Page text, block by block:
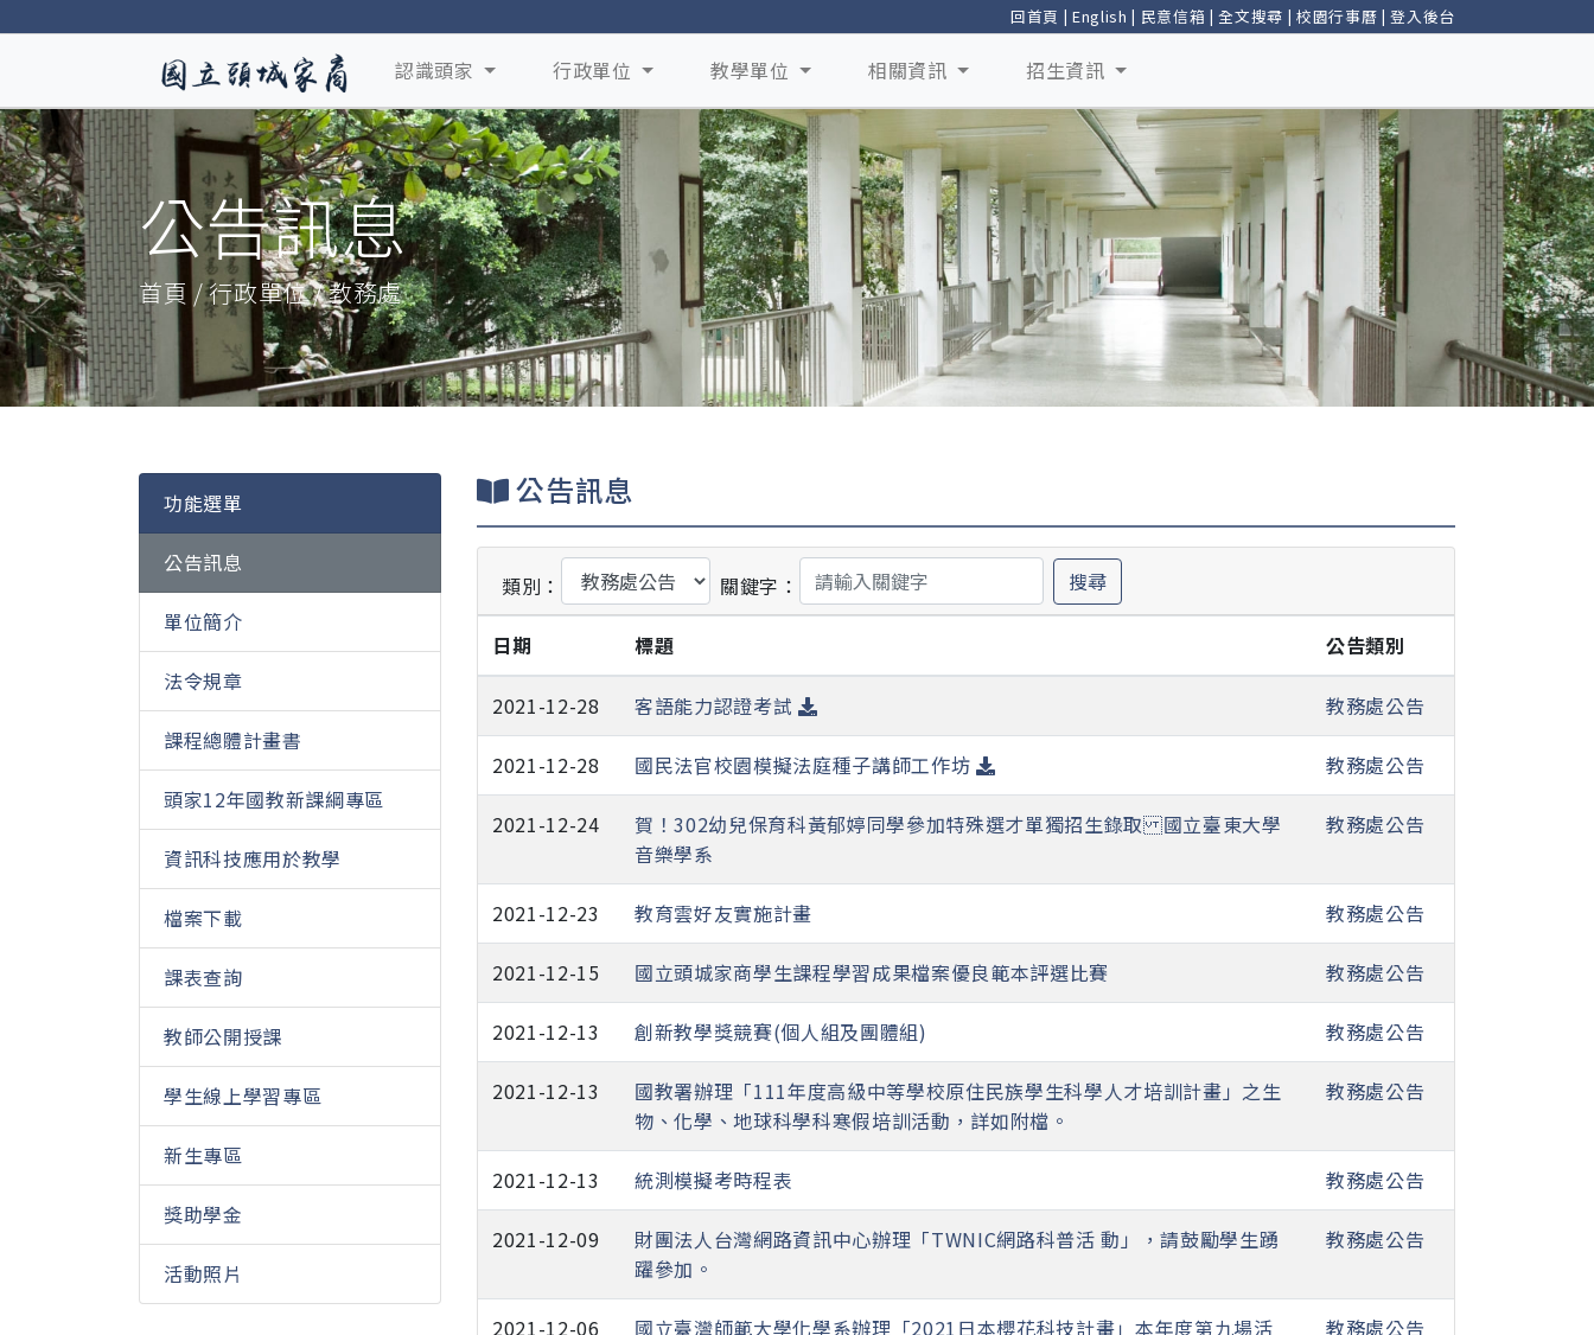
回首頁 | English | 民意信箱 |全文搜尋 | 校園行事曆 |登入後台
認識頭家 行政單位 教學單位 相關資訊 招生資訊
公告訊息
首頁 / 行政單位 / 教務處
功能選單
公告訊息
單位簡介
法令規章
課程總體計畫書
頭家12年國教新課綱專區
資訊科技應用於教學
檔案下載
課表查詢
教師公開授課
學生線上學習專區
新生專區
獎助學金
活動照片
公告訊息
類別： 關鍵字： 搜尋
日期 標題 公告類別
2021-12-28 客語能力認證考試 教務處公告
2021-12-28 國民法官校園模擬法庭種子講師工作坊 教務處公告
2021-12-24
賀！302幼兒保育科黃郁婷同學參加特殊選才單獨招生錄取 國立臺東大學
音樂學系
教務處公告
2021-12-23 教育雲好友實施計畫 教務處公告
2021-12-15 國立頭城家商學生課程學習成果檔案優良範本評選比賽 教務處公告
2021-12-13 創新教學獎競賽(個人組及團體組) 教務處公告
2021-12-13
國教署辦理「111年度高級中等學校原住民族學生科學人才培訓計畫」之生
物、化學、地球科學科寒假培訓活動，詳如附檔。
教務處公告
2021-12-13 統測模擬考時程表 教務處公告
2021-12-09
財團法人台灣網路資訊中心辦理「TWNIC網路科普活 動」，請鼓勵學生踴
躍參加。
教務處公告
2021-12-06
國立臺灣師範大學化學系辦理「2021日本櫻花科技計畫」本年度第九場活
教務處公告